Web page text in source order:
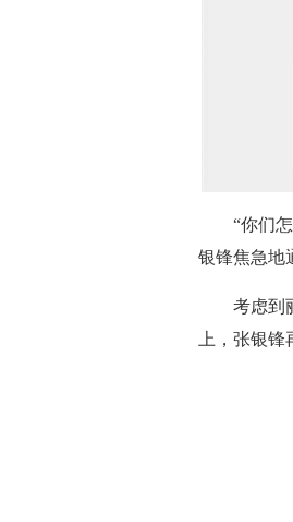
“你们怎
银锋焦急地
考虑到丽
上，张银